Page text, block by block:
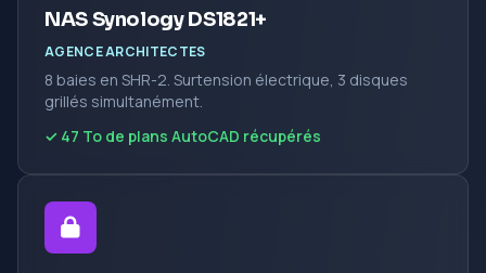
NAS Synology DS1821+
AGENCE ARCHITECTES
8 baies en SHR-2. Surtension électrique, 3 disques
grillés simultanément.
✓ 47 To de plans AutoCAD récupérés